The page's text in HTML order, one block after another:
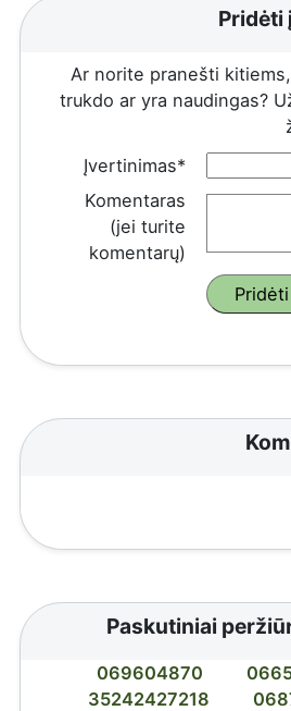
Pridėti
Ar norite pranešti
trukdo ar yra naudingas?
Įvertinimas*
Komentaras
(jei turite
komentarų)
Paskutiniai
069604870
35242427218